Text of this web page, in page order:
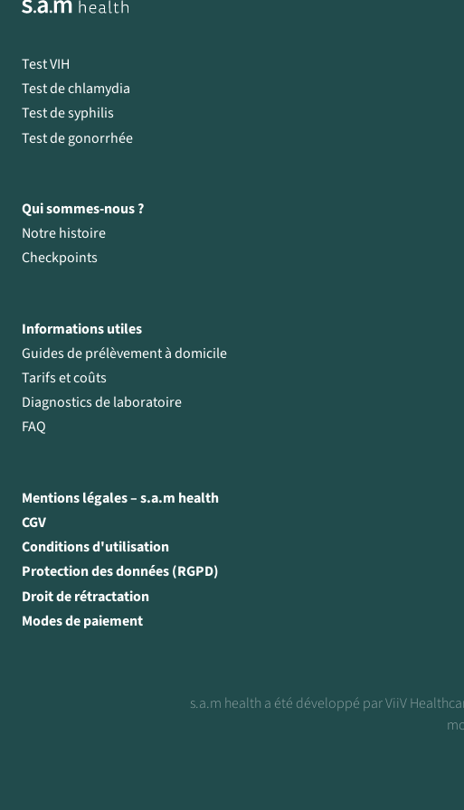
Test VIH
Test de chlamydia
Test de syphilis
Test de gonorrhée
Qui sommes-nous ?
Notre histoire
Checkpoints
Informations utiles
Guides de prélèvement à domicile
Tarifs et coûts
Diagnostics de laboratoire
FAQ
Mentions légales – s.a.m health
CGV
Conditions d'utilisation
Protection des données (RGPD)
Droit de rétractation
Modes de paiement
s.a.m health a été développé par ViiV